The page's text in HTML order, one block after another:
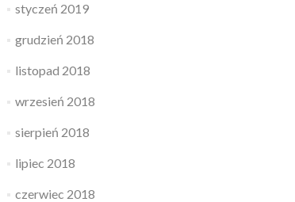
styczeń 2019
grudzień 2018
listopad 2018
wrzesień 2018
sierpień 2018
lipiec 2018
czerwiec 2018